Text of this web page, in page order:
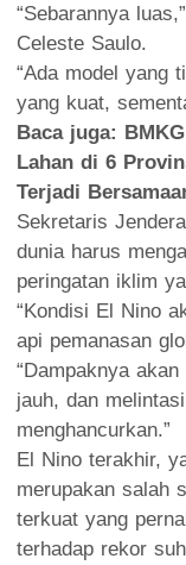
“Sebarannya
Celeste Saulo.
“Ada model yang
yang kuat,
Baca juga:
Lahan di 6
Terjadi
Sekretaris
dunia harus
peringatan iklim
“Kondisi El Nino
api pemanasan
“Dampaknya
jauh, dan
menghancurkan.”
El Nino terakhir,
merupakan salah
terkuat yang
terhadap rekor